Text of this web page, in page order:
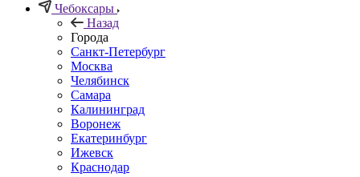
Чебоксары
Назад
Города
Санкт-Петербург
Москва
Челябинск
Самара
Калининград
Воронеж
Екатеринбург
Ижевск
Краснодар